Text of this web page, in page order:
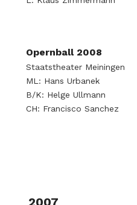
Opernball 2008
Staatstheater Meiningen
ML: Hans Urbanek
B/K: Helge Ullmann
CH: Francisco Sanchez
2007